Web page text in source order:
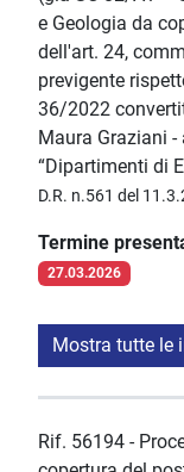
e Geologia da
dell'art. 24,
previgente
36/2022
Maura Graziani
“Dipartimenti di
D.R. n.561 del
Termine
27.03.2026
Mostra tutte le
Rif. 56194 -